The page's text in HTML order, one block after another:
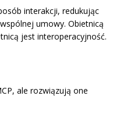
interakcji, redukując
umowy. Obietnicą
jest interoperacyjność.
ale rozwiązują one